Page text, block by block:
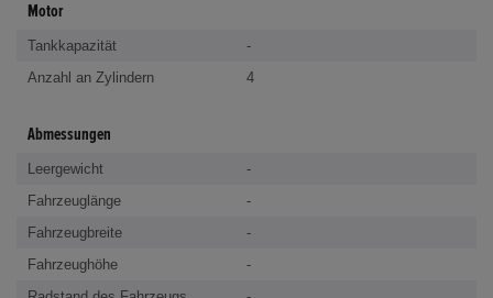
Motor
Tankkapazität
-
Anzahl an Zylindern
4
Abmessungen
Leergewicht
-
Fahrzeuglänge
-
Fahrzeugbreite
-
Fahrzeughöhe
-